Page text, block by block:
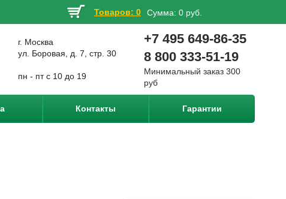
Товаров: 0 Сумма: 0 руб.
г. Москва
ул. Боровая, д. 7, стр. 30
пн - пт с 10 до 19
+7 495 649-86-35
8 800 333-51-19
Минимальный заказ 300
руб
Контакты Гарантии